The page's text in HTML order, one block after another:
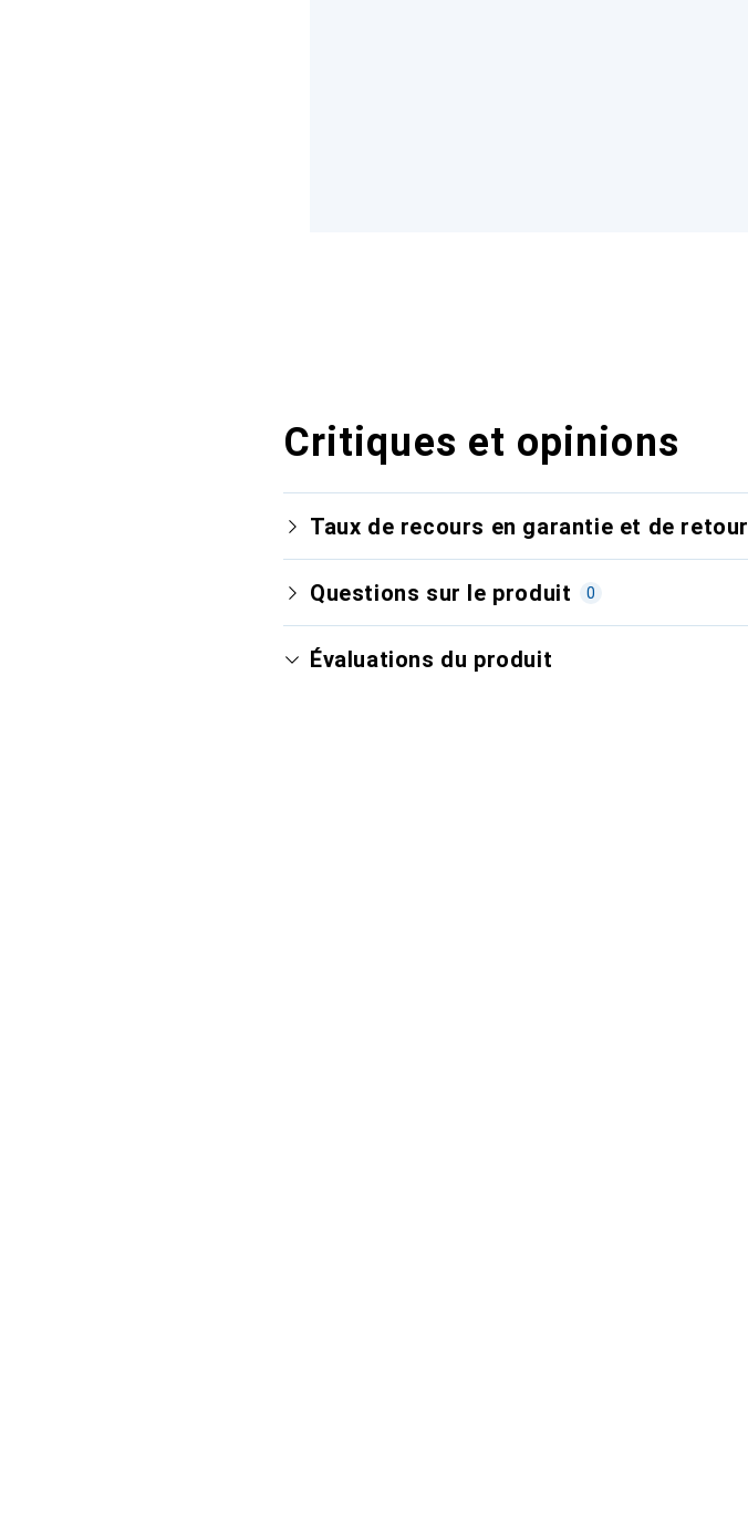
Critiques et opinions
Taux de recours en garantie et de retour
Questions sur le produit 0
Évaluations du produit